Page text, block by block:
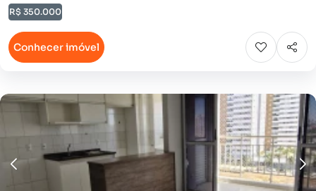
R$ 350.000
Conhecer imóvel